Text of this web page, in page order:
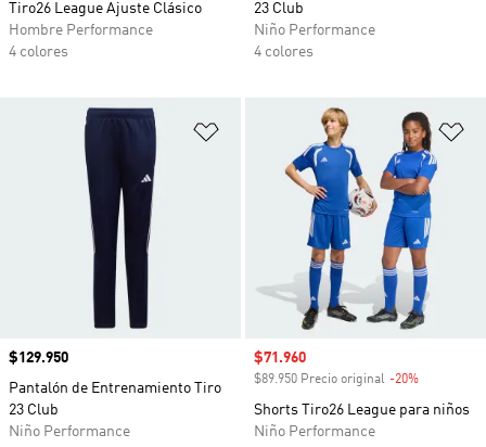
Tiro26 League Ajuste Clásico
Hombre Performance
4 colores
23 Club
Niño Performance
4 colores
Añadir a la lista de deseos
Precio
$129.950
Pantalón de Entrenamiento Tiro
23 Club
Niño Performance
Precio de venta
$71.960
$89.950 Precio original -20%
Shorts Tiro26 League para niños
Niño Performance